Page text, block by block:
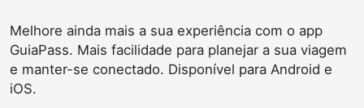
Melhore ainda mais a sua experiência com o app
GuiaPass. Mais facilidade para planejar a sua viagem
e manter-se conectado. Disponível para Android e
iOS.